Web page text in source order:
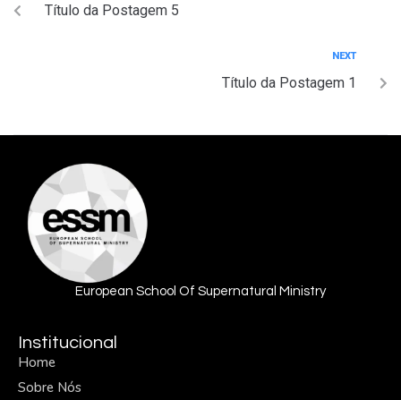
Título da Postagem 5
NEXT
Título da Postagem 1
European School Of Supernatural Ministry
Institucional
Home
Sobre Nós